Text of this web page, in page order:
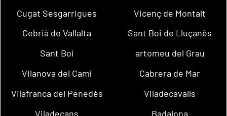
Cugat Sesgarrigues
Vicenç de Montalt
Cebrià de Vallalta
Sant Boi de Lluçanès
Sant Boi
artomeu del Grau
Vilanova del Camí
Cabrera de Mar
Vilafranca del Penedès
Viladecavalls
Viladecans
Badalona